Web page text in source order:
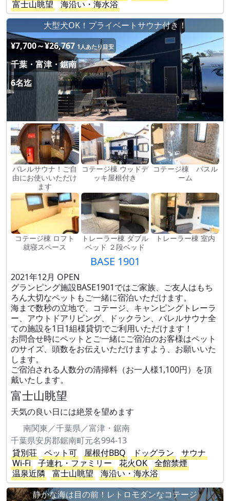
富士山眺望
海沿い・海水浴
大型犬OK！プライベートサウナ付き！
¥7,700～¥26,767 1人あたり目安
千葉・富津・鋸南
6名迄
バレルサウナ！ご自
由にお使いいただけ
ます
コテージ棟 ウッドデ
ッキ屋根付き
コテージ棟 バスル
ーム
コテージ棟 ロフト
就寝スペース
トレーラー棟 ダブル
ベッド ２段ベッド
トレーラー棟 室内
BASE 1901
2021年12月 OPEN
グランピング施設BASE1901ではご家族、ご友人はもち
ろん大切なペットもご一緒に宿泊いただけます。
海まで数秒の立地で、コテージ、キャンピングトレーラ
ー、アウトドアリビング、ドックラン、バレルサウナ全
ての施設を1日1組様貸切でご利用いただけます！
お問合せ時にペットとご一緒にご宿泊のお客様はペット
のサイズ、頭数をお伝えいただけますよう、お願いいた
します。
ご宿泊される人数分の清掃料（お一人様1,100円）を頂
戴いたします。
富士山眺望
天気の良い日には絶景を望めます
南関東／千葉県／富津・鋸南
千葉県安房郡鋸南町元名994-13
貸別荘
ペット可 屋根付BBQ ドッグラン
サウナ
Wi-Fi
子連れ・ファミリー 花火OK
全館禁煙
温泉近隣
富士山眺望
海沿い・海水浴
静かな海は目の前！レトロモダンなコテージ